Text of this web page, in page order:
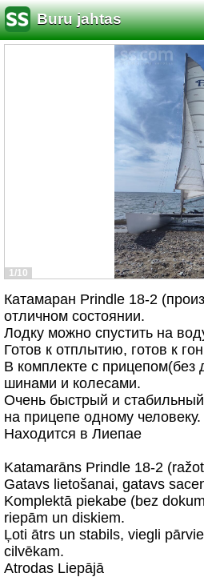
Buru jahtas
1/10
Катамаран Prindle 18-2
отличном состоянии.
Лодку можно спустить на
Готов к отплытию, готов к
В комплекте с прицепом(без
шинами и колесами.
Очень быстрый и
на прицепе одному человеку.
Находится в Лиепае
Katamarāns Prindle 18-2
Gatavs lietošanai, gatavs
Komplektā piekabe (bez
riepām un diskiem.
Ļoti ātrs un stabils, viegli
cilvēkam.
Atrodas Liepājā